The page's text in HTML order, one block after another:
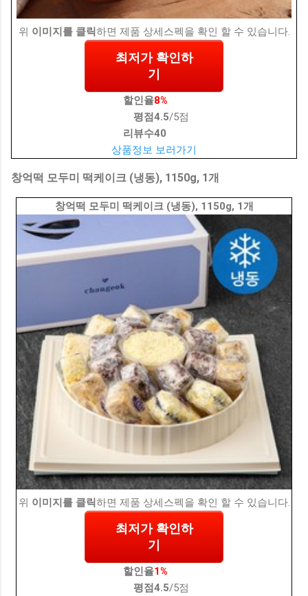
위 이미지를 클릭하면 제품 상세스펙을 확인 할 수 있습니다.
최저가 확인하
기
할인율8%
평점4.5/5점
리뷰수40
상품정보 보러가기
창억떡 모두미 떡케이크 (냉동), 1150g, 1개
창억떡 모두미 떡케이크 (냉동), 1150g, 1개
위 이미지를 클릭하면 제품 상세스펙을 확인 할 수 있습니다.
최저가 확인하
기
할인율1%
평점4.5/5점